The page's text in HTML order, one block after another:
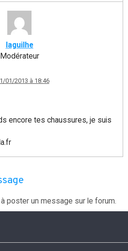
laguilhe
Modérateur
01/2013 à 18:46
encore tes chaussures, je suis
poster un message sur le forum.